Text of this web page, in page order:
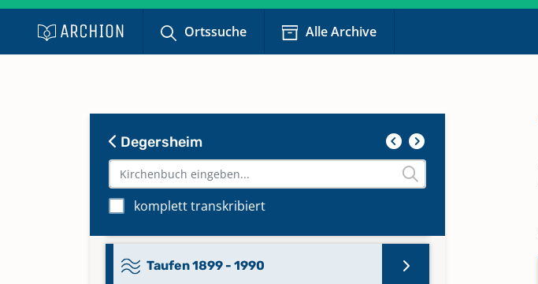
Ortssuche Alle Archive
Degersheim
komplett transkribiert
1635, 1642 - 1708; Abendmahl 1692 -
1716
Taufen 1771 - 1821
Taufen 1822 - 1898
Taufen 1899 - 1990